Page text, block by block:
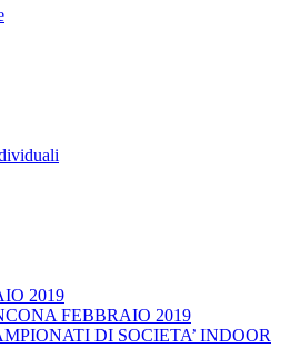
2019
FEBBRAIO 2019
DI SOCIETA’ INDOOR